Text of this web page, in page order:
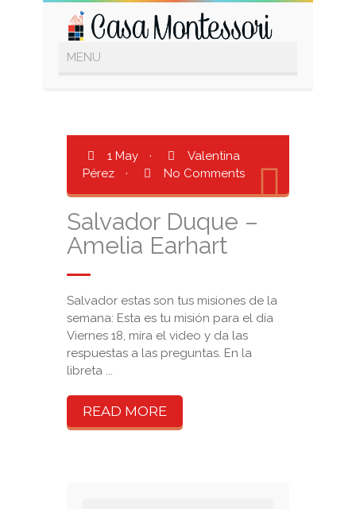
1 May ·
Valentina
Pérez
· No Comments
Salvador Duque –
Amelia Earhart
Salvador estas son tus misiones de la
semana: Esta es tu misión para el día
Viernes 18, mira el video y da las
respuestas a las preguntas. En la
libreta ...
READ MORE